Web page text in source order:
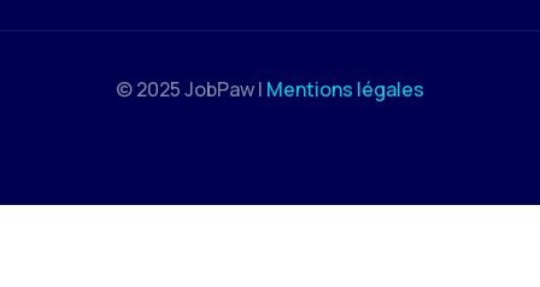
© 2025 JobPaw | Mentions légales